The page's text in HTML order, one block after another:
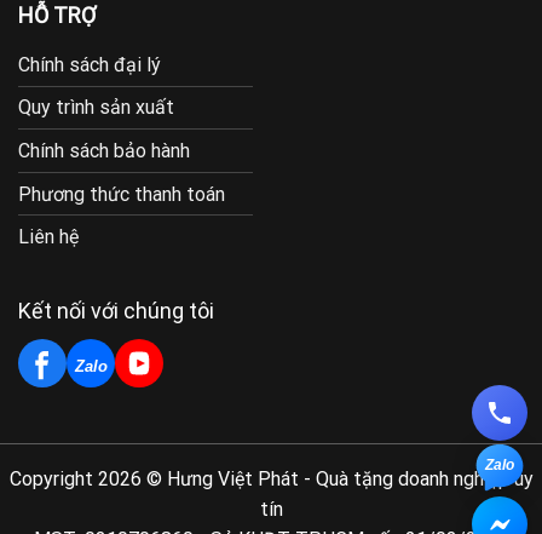
HỖ TRỢ
Chính sách đại lý
Quy trình sản xuất
Chính sách bảo hành
Phương thức thanh toán
Liên hệ
Kết nối với chúng tôi
Zalo
Copyright 2026 © Hưng Việt Phát - Quà tặng doanh nghiệp uy
tín
Zalo